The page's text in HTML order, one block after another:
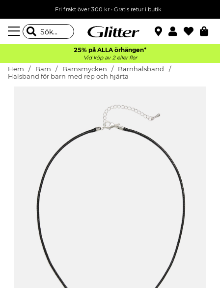
Fri frakt över 300 kr• Gratis retur i butik
25% på ALLA örhängen*
Vid köp av 2 eller fler
Hem Barn Barnsmycken
Barnhalsband
Halsband för barn med rep och hjärta